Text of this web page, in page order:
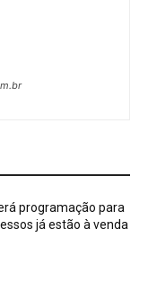
programação para
já estão à venda